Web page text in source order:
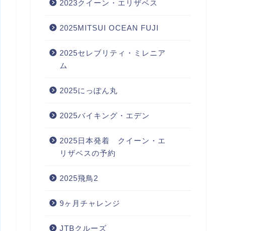
2023クイーン・エリザベス
2025MITSUI OCEAN FUJI
2025セレブリティ・ミレニア
ム
2025にっぽん丸
2025バイキング・エデン
2025日本発着 クイーン・エ
リザベスの予約
2025飛鳥2
9ヶ月チャレンジ
JTBクルーズ